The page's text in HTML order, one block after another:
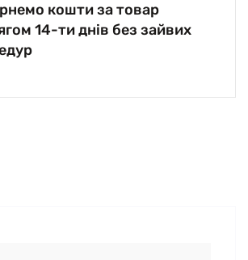
кошти за товар
14-ти днів без зайвих